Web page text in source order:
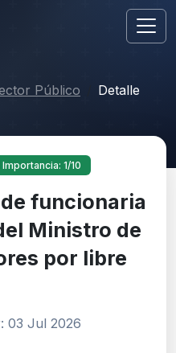
Público Detalle
Importancia: 1/10
funcionaria
Ministro de
por libre
03 Jul 2026